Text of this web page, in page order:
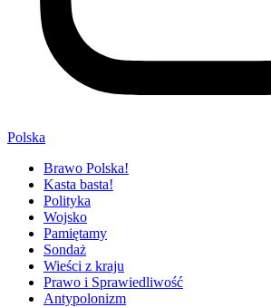
Polska
Brawo Polska!
Kasta basta!
Polityka
Wojsko
Pamiętamy
Sondaż
Wieści z kraju
Prawo i Sprawiedliwość
Antypolonizm